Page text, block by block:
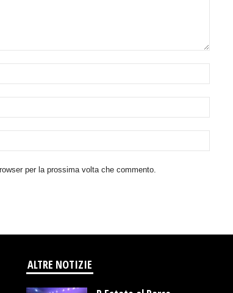
per la prossima volta che commento.
ALTRE NOTIZIE